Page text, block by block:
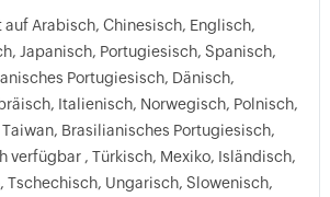
auf Arabisch, Chinesisch, Englisch,
Japanisch, Portugiesisch, Spanisch,
Portugiesisch, Dänisch,
Italienisch, Norwegisch, Polnisch,
Brasilianisches Portugiesisch,
verfügbar , Türkisch, Mexiko, Isländisch,
Tschechisch, Ungarisch, Slowenisch,